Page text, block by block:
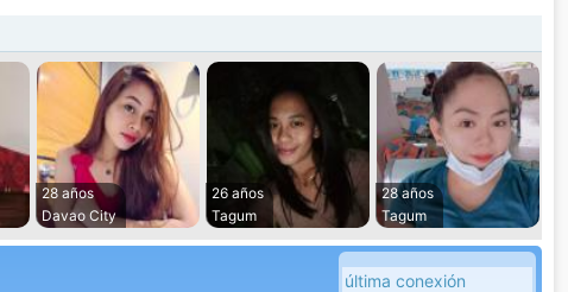
28 años
Davao City
26 años
Tagum
28 años
Tagum
última conexión